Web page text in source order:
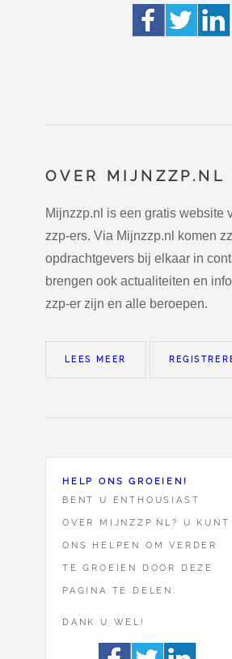
OVER MIJNZZP.NL
Mijnzzp.nl is een gratis website
zzp-ers. Via Mijnzzp.nl komen
opdrachtgevers bij elkaar in
brengen ook actualiteiten en
zzp-er zijn en alle beroepen.
LEES MEER
HELP ONS GROEIEN!
BENT U ENTHOUSIAST
OVER MIJNZZP.NL? U KUNT
ONS HELPEN OM VERDER
TE GROEIEN DOOR DEZE
PAGINA TE DELEN.
DANK U WEL!